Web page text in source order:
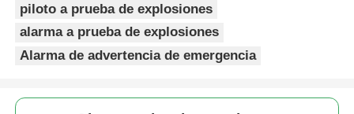
piloto a prueba de explosiones
alarma a prueba de explosiones
Alarma de advertencia de emergencia